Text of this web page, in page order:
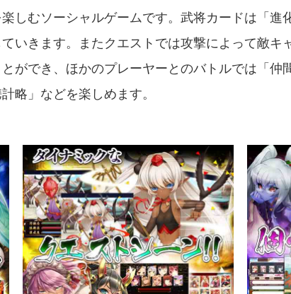
しむソーシャルゲームです。武将カードは「進
いきます。またクエストでは攻撃によって敵キ
ができ、ほかのプレーヤーとのバトルでは「仲
略」などを楽しめます。